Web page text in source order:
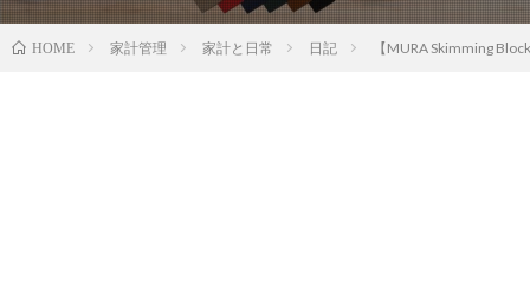
HOME 家計管理 家計と日常 日記 【MURA Skimming